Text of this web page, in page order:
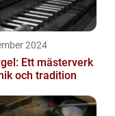
2024
Ett mästerverk
och tradition